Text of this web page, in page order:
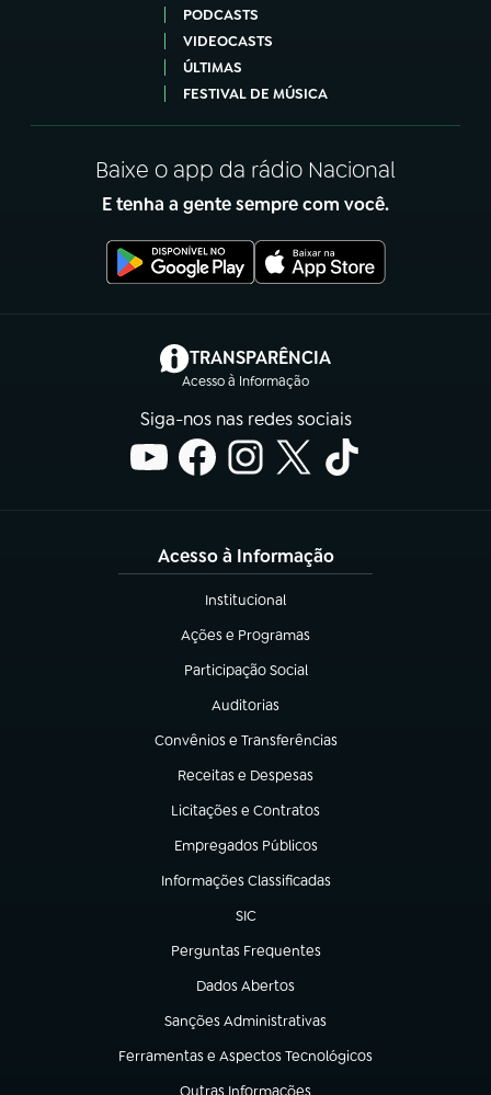
PODCASTS
VIDEOCASTS
ÚLTIMAS
FESTIVAL DE MÚSICA
Baixe o app da rádio Nacional
E tenha a gente sempre com você.
TRANSPARÊNCIA
Acesso à Informação
(abre em nova aba)
Siga-nos nas redes sociais
Acesso à Informação
Institucional
(abre em nova aba)
Ações e Programas
(abre em nova aba)
Participação Social
(abre em nova aba)
Auditorias
(abre em nova aba)
Convênios e Transferências
(abre em nova aba)
Receitas e Despesas
(abre em nova aba)
Licitações e Contratos
(abre em nova aba)
Empregados Públicos
(abre em nova aba)
Informações Classificadas
(abre em nova aba)
SIC
(abre em nova aba)
Perguntas Frequentes
(abre em nova aba)
Dados Abertos
(abre em nova aba)
Sanções Administrativas
(abre em nova aba)
Ferramentas e Aspectos Tecnológicos
(abre em nova aba)